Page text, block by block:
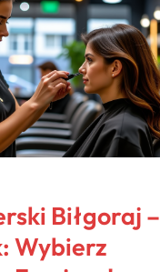
Biłgoraj –
Wybierz